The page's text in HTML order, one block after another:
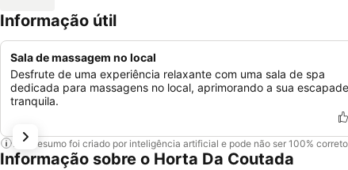
Informação útil
Sala de massagem no local
Desfrute de uma experiência relaxante com uma sala de spa
dedicada para massagens no local, aprimorando a sua
tranquila.
Este resumo foi criado por inteligência artificial e pode não ser 100%
Informação sobre o Horta Da Coutada